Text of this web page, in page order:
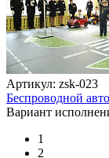
Артикул: zsk-023
Беспроводной
Вариант
1
2